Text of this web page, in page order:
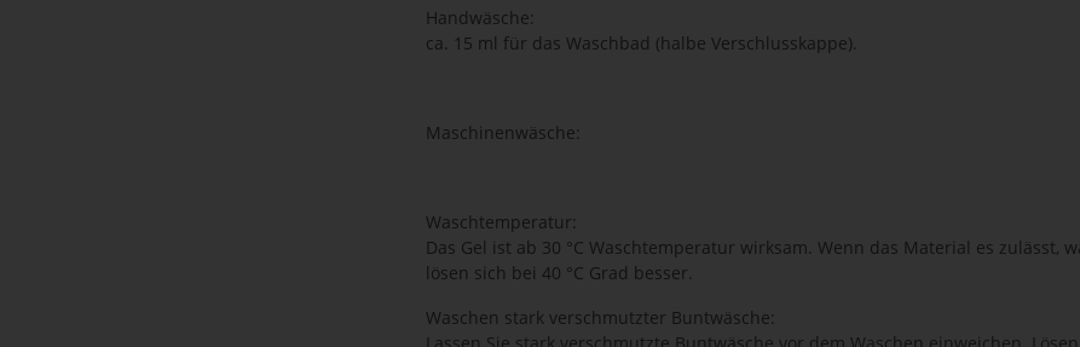
Handwäsche:
ca. 15 ml für das Waschbad (halbe Verschlusskappe).
Maschinenwäsche:
Waschtemperatur:
Das Gel ist ab 30 °C Waschtemperatur wirksam. Wenn das Material es zulässt,
lösen sich bei 40 °C Grad besser.
Waschen stark verschmutzter Buntwäsche: